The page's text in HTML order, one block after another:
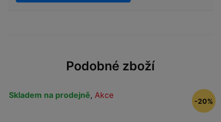
Podobné zboží
Skladem na prodejně, Akce
-20%